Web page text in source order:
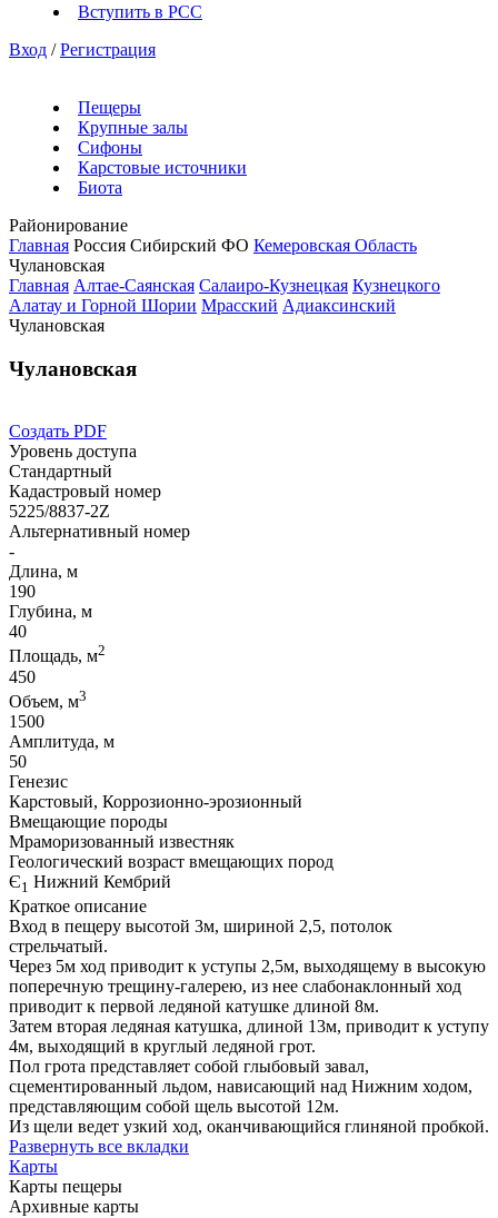
Вступить в РСС
Вход / Регистрация
Пещеры
Крупные залы
Сифоны
Карстовые источники
Биота
Районирование
Главная Россия Сибирский ФО Кемеровская Область
Чулановская
Главная Алтае-Саянская Салаиро-Кузнецкая Кузнецкого
Алатау и Горной Шории Мрасский Адиаксинский
Чулановская
Чулановская
Создать PDF
Уровень доступа
Стандартный
Кадастровый номер
5225/8837-2Z
Альтернативный номер
-
Длина, м
190
Глубина, м
40
Площадь, м2
450
Объем, м3
1500
Амплитуда, м
50
Генезис
Карстовый, Коррозионно-эрозионный
Вмещающие породы
Мраморизованный известняк
Геологический возраст вмещающих пород
Є1 Нижний Кембрий
Краткое описание
Вход в пещеру высотой 3м, шириной 2,5, потолок
стрельчатый.
Через 5м ход приводит к уступы 2,5м, выходящему в высокую
поперечную трещину-галерею, из нее слабонаклонный ход
приводит к первой ледяной катушке длиной 8м.
Затем вторая ледяная катушка, длиной 13м, приводит к уступу
4м, выходящий в круглый ледяной грот.
Пол грота представляет собой глыбовый завал,
сцементированный льдом, нависающий над Нижним ходом,
представляющим собой щель высотой 12м.
Из щели ведет узкий ход, оканчивающийся глиняной пробкой.
Развернуть все вкладки
Карты
Карты пещеры
Архивные карты